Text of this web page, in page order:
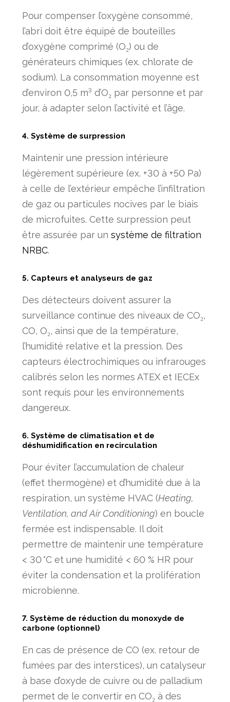
Pour compenser l’oxygène consommé,
l’abri doit être équipé de bouteilles
d’oxygène comprimé (O₂) ou de
générateurs chimiques (ex. chlorate de
sodium). La consommation moyenne est
d’environ 0,5 m³ d’O₂ par personne et par
jour, à adapter selon l’activité et l’âge.
4. Système de surpression
Maintenir une pression intérieure
légèrement supérieure (ex. +30 à +50 Pa)
à celle de l’extérieur empêche l’infiltration
de gaz ou particules nocives par le biais
de microfuites. Cette surpression peut
être assurée par un système de filtration
NRBC.
5. Capteurs et analyseurs de gaz
Des détecteurs doivent assurer la
surveillance continue des niveaux de CO₂,
CO, O₂, ainsi que de la température,
l’humidité relative et la pression. Des
capteurs électrochimiques ou infrarouges
calibrés selon les normes ATEX et IECEx
sont requis pour les environnements
dangereux.
6. Système de climatisation et de
déshumidification en recirculation
Pour éviter l’accumulation de chaleur
(effet thermogène) et d’humidité due à la
respiration, un système HVAC (Heating,
Ventilation, and Air Conditioning) en boucle
fermée est indispensable. Il doit
permettre de maintenir une température
< 30 °C et une humidité < 60 % HR pour
éviter la condensation et la prolifération
microbienne.
7. Système de réduction du monoxyde de
carbone (optionnel)
En cas de présence de CO (ex. retour de
fumées par des interstices), un catalyseur
à base d’oxyde de cuivre ou de palladium
permet de le convertir en CO₂ à des